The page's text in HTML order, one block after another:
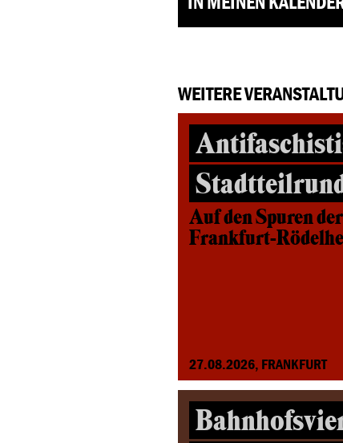
WEITERE
Auf den Spuren
Frankfurt-
27.08.2026, FRANKFURT